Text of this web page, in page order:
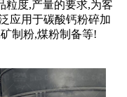
粒度,产量的要求,为客
应用于碳酸钙粉碎加
制粉,煤粉制备等!